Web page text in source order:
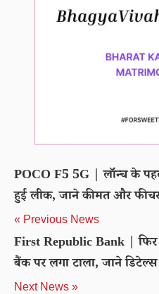
POCO F5 5G | लॉन्च के
हुई लीक, जाने कीमत और
« Previous News
First Republic Bank |
बैंक पर लगा टाला, जाने डिटेल्स
Next News »